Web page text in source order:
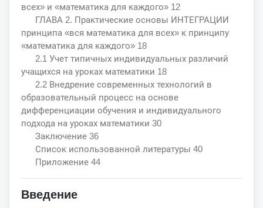
всех» и «математика для каждого» 12
ГЛАВА 2. Практические основы ИНТЕГРАЦИИ
принципа «вся математика для всех» к принципу
«математика для каждого» 18
2.1 Учет типичных индивидуальных различий
учащихся на уроках математики 18
2.2 Внедрение современных технологий в
образовательный процесс на основе
дифференциации обучения и индивидуального
подхода на уроках математики 30
Заключение 36
Список использованной литературы 40
Приложение 44
Введение